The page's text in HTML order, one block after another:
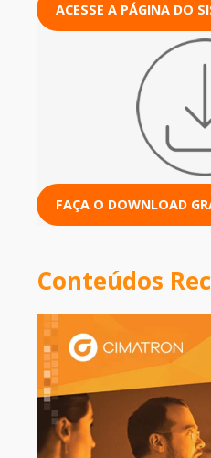
ACESSE A PÁGINA DO
FAÇA O DOWNLOAD
Conteúdos